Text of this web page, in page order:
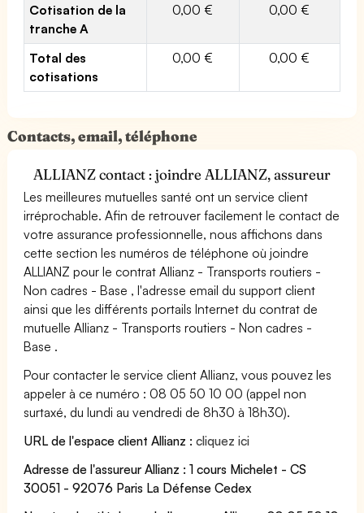
Cotisation de la
tranche A
0,00 € 0,00 €
Total des
cotisations
0,00 € 0,00 €
Contacts, email, téléphone
ALLIANZ contact : joindre ALLIANZ, assureur
Les meilleures mutuelles santé ont un service client
irréprochable. Afin de retrouver facilement le contact de
votre assurance professionnelle, nous affichons dans
cette section les numéros de téléphone où joindre
ALLIANZ pour le contrat Allianz - Transports routiers -
Non cadres - Base , l'adresse email du support client
ainsi que les différents portails Internet du contrat de
mutuelle Allianz - Transports routiers - Non cadres -
Base .
Pour contacter le service client Allianz, vous pouvez les
appeler à ce numéro : 08 05 50 10 00 (appel non
surtaxé, du lundi au vendredi de 8h30 à 18h30).
URL de l'espace client Allianz :cliquez ici
Adresse de l'assureur Allianz : 1 cours Michelet - CS
30051 - 92076 Paris La Défense Cedex